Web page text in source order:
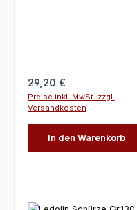
Regulärer Preis:
29,20 €
Preise inkl. MwSt. zzgl.
Versandkosten
In den Warenkorb